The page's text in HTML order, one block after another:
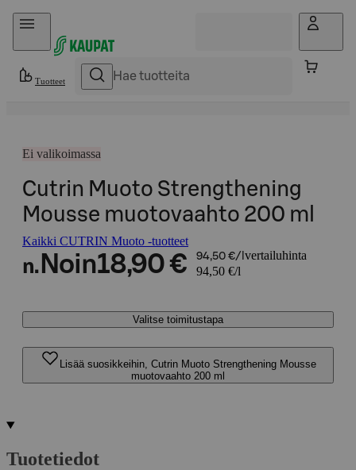
Hyppää sisältöön
Tuotteet
Ei valikoimassa
Cutrin Muoto Strengthening
Mousse muotovaahto 200 ml
Kaikki CUTRIN Muoto -tuotteet
n. Noin18,90 € 94,50 €/l vertailuhinta
94,50 €/l
Valitse toimitustapa
Lisää suosikkeihin, Cutrin Muoto Strengthening Mousse
muotovaahto 200 ml
Tuotetiedot